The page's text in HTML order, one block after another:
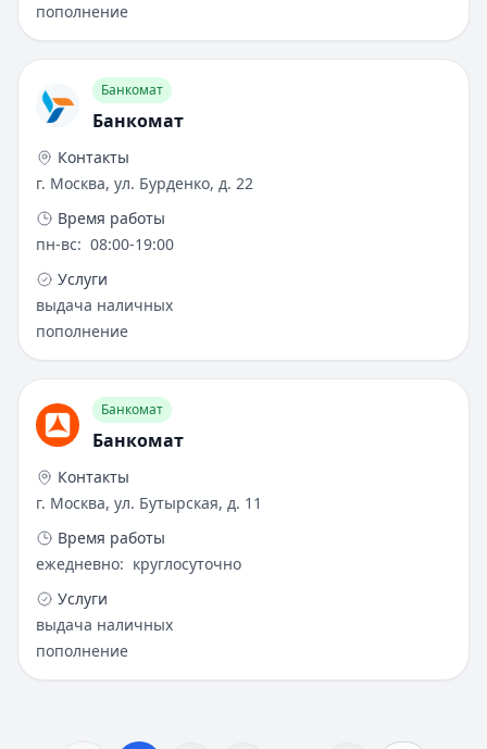
пополнение
Банкомат
Банкомат
Контакты
г. Москва, ул. Бурденко, д. 22
Время работы
пн-вс: 08:00-19:00
Услуги
выдача наличных
пополнение
Банкомат
Банкомат
Контакты
г. Москва, ул. Бутырская, д. 11
Время работы
ежедневно: круглосуточно
Услуги
выдача наличных
пополнение